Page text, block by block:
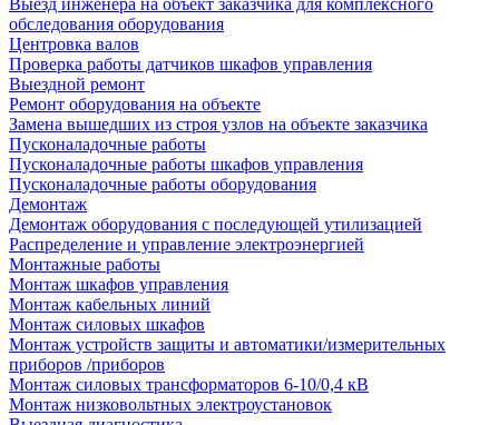
Выезд инженера на объект заказчика для комплексного
обследования оборудования
Центровка валов
Проверка работы датчиков шкафов управления
Выездной ремонт
Ремонт оборудования на объекте
Замена вышедших из строя узлов на объекте заказчика
Пусконаладочные работы
Пусконаладочные работы шкафов управления
Пусконаладочные работы оборудования
Демонтаж
Демонтаж оборудования с последующей утилизацией
Распределение и управление электроэнергией
Монтажные работы
Монтаж шкафов управления
Монтаж кабельных линий
Монтаж силовых шкафов
Монтаж устройств защиты и автоматики/измерительных
приборов /приборов
Монтаж силовых трансформаторов 6-10/0,4 кВ
Монтаж низковольтных электроустановок